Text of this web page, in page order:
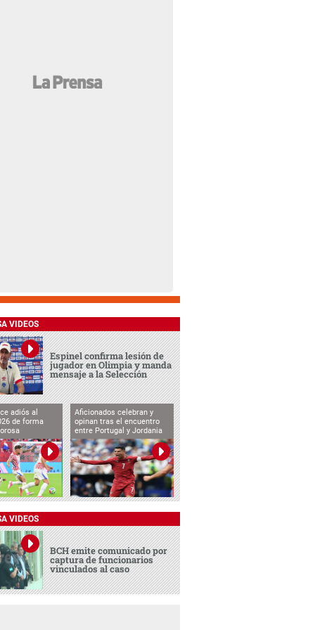
VIDEOS
Espinel confirma lesión de
jugador en Olimpia y manda
mensaje a la Selección
adiós al
de forma
Aficionados celebran y
opinan tras el encuentro
entre Portugal y Jordania
VIDEOS
BCH emite comunicado por
captura de funcionarios
vinculados al caso